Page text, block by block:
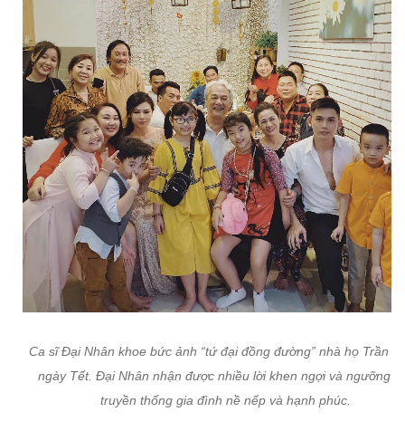
Ca sĩ Đại Nhân khoe bức ảnh “tứ đại đồng đường” nhà họ Trần
ngày Tết. Đại Nhân nhận được nhiều lời khen ngợi và ngưỡng
truyền thống gia đình nề nếp và hạnh phúc.